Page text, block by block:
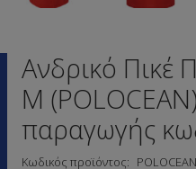
Ανδρικό Πικέ
Μ
παραγωγής
Κωδικός προϊόντος: POLOCEAN